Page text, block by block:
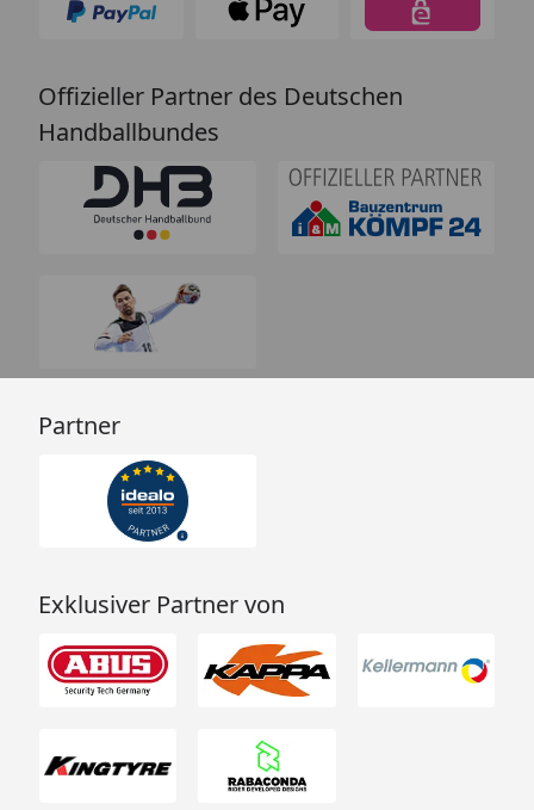
Offizieller Partner des Deutschen
Handballbundes
Partner
Exklusiver Partner von